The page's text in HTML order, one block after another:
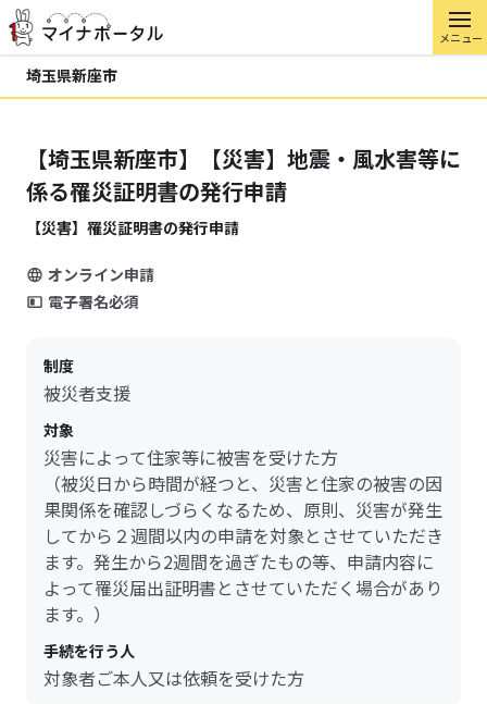
メニュー
埼玉県新座市
【埼玉県新座市】【災害】地震・風水害等に
係る罹災証明書の発行申請
【災害】罹災証明書の発行申請
オンライン申請
電子署名必須
制度
被災者支援
対象
災害によって住家等に被害を受けた方
（被災日から時間が経つと、災害と住家の被害の因
果関係を確認しづらくなるため、原則、災害が発生
してから２週間以内の申請を対象とさせていただき
ます。発生から2週間を過ぎたもの等、申請内容に
よって罹災届出証明書とさせていただく場合があり
ます。）
手続を行う人
対象者ご本人又は依頼を受けた方